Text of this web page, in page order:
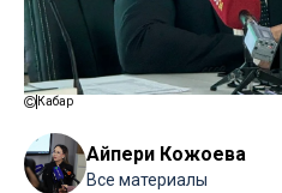
Кабар
Айпери Кожоева
Все материалы